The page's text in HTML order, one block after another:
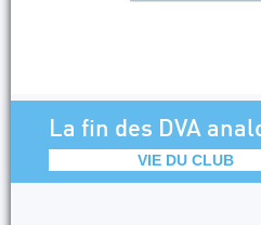
La fin des DVA
VIE DU CLUB